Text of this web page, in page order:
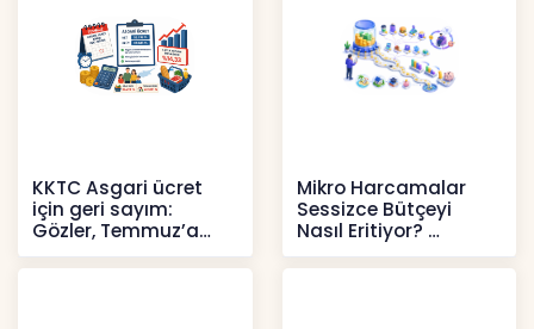
KKTC Asgari ücret
için geri sayım:
Gözler, Temmuz’a
yansıması beklenen
artışta
Mikro Harcamalar
Sessizce Bütçeyi
Nasıl Eritiyor?
İçerikler